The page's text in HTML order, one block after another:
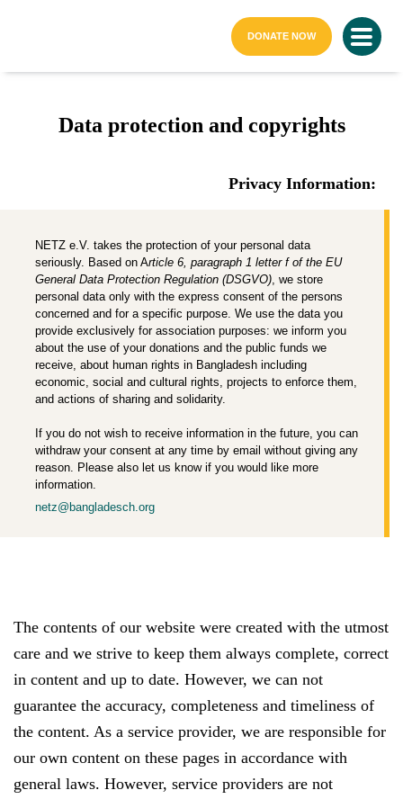
DONATE NOW
Data protection and copyrights
Privacy Information:
NETZ e.V. takes the protection of your personal data
seriously. Based on Article 6, paragraph 1 letter f of the EU
General Data Protection Regulation (DSGVO), we store
personal data only with the express consent of the persons
concerned and for a specific purpose. We use the data you
provide exclusively for association purposes: we inform you
about the use of your donations and the public funds we
receive, about human rights in Bangladesh including
economic, social and cultural rights, projects to enforce them,
and actions of sharing and solidarity.
If you do not wish to receive information in the future, you can
withdraw your consent at any time by email without giving any
reason. Please also let us know if you would like more
information.
netz@bangladesch.org
The contents of our website were created with the utmost
care and we strive to keep them always complete, correct
in content and up to date. However, we can not
guarantee the accuracy, completeness and timeliness of
the content. As a service provider, we are responsible for
our own content on these pages in accordance with
general laws. However, service providers are not